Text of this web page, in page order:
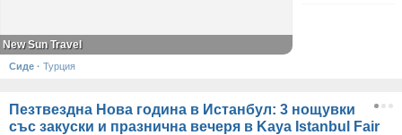
New Sun Travel
Сиде · Турция
Пезтвездна Нова година в Истанбул: 3 нощувки
със закуски и празнична вечеря в Kaya Istanbul Fair